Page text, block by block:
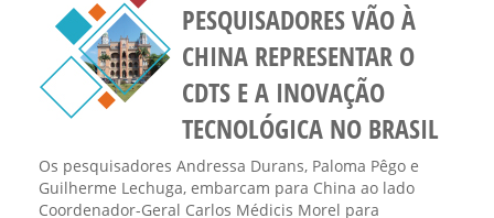
PESQUISADORES VÃO À
CHINA REPRESENTAR O
CDTS E A INOVAÇÃO
TECNOLÓGICA NO BRASIL
Os pesquisadores Andressa Durans, Paloma Pêgo e
Guilherme Lechuga, embarcam para China ao lado
Coordenador-Geral Carlos Médicis Morel para